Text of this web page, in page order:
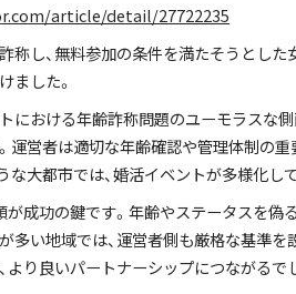
article/detail/27722235
称し、無料参加の条件を満たそうとし
ました。
における年齢詐称問題のユーモラスな
運営者は適切な年齢確認や管理体制の
な大都市では、婚活イベントが多様化し
が成功の鍵です。年齢やステータスを
多い地域では、運営者側も厳格な基準
より良いパートナーシップにつながるで